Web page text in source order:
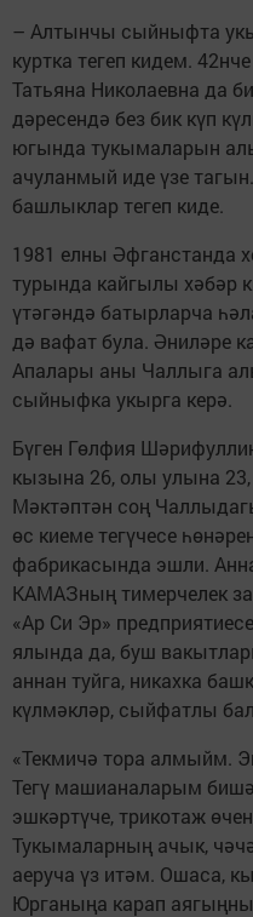
– Алтынчы сыйныфта
куртка тегеп кидем.
Татьяна Николаевна да
дәресендә без бик күп
югында тукымаларын
ачуланмый иде үзе
башлыклар тегеп киде.
1981 елны Әфганстанда
турында кайгылы хәбәр
үтәгәндә батырларча
дә вафат була. Әниләре
Апалары аны Чаллыга
сыйныфка укырга керә.
Бүген Гөлфия
кызына 26, олы улына
Мәктәптән соң
өс киеме тегүчесе
фабрикасында эшли.
КАМАЗның тимерчелек
«Ар Си Эр»
ялында да, буш
аннан туйга, никахка
күлмәкләр, сыйфатлы
«Текмичә тора алмыйм.
Тегү машианаларым
эшкәртүче, трикотаж
Тукымаларның ачык,
аеруча үз итәм. Ошаса,
Юрганыңа карап аягыңны